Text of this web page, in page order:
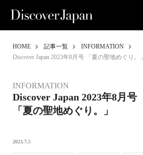
HOME 記事一覧
INFORMATION
Discover Japan 2023年8月号 「夏の聖地めぐり。」
INFORMATION
Discover Japan 2023年8月号
「夏の聖地めぐり。」
2023.7.5